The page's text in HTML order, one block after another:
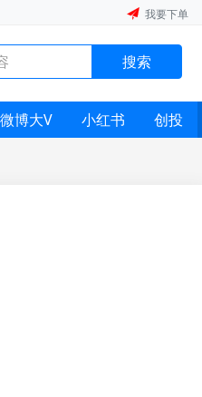
我要下单
搜索
微博大V 小红书 创投